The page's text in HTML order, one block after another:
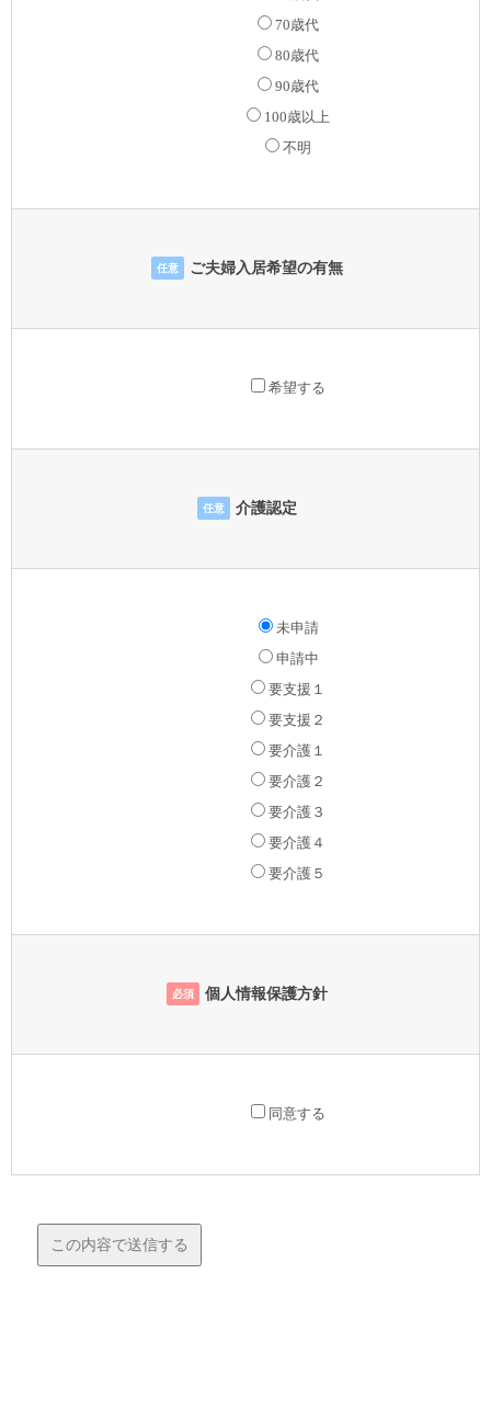
70歳代
80歳代
90歳代
100歳以上
不明
任意 ご夫婦入居希望の有無
希望する
任意 介護認定
未申請
申請中
要支援１
要支援２
要介護１
要介護２
要介護３
要介護４
要介護５
必須 個人情報保護方針
同意する